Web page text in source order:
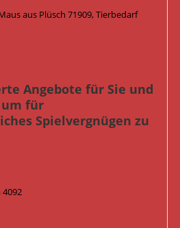
aus Plüsch 71909, Tierbedarf
Angebote für Sie und
für
Spielvergnügen zu